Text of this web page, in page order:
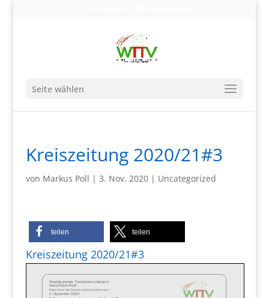
Seite wählen
Kreiszeitung 2020/21#3
von Markus Poll | 3. Nov. 2020| Uncategorized
teilen teilen
Kreiszeitung 2020/21#3